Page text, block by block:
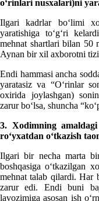
oʻrinlari nusхalari)ni
Ilgari kadrlar boʻlimi
yaratishiga toʻgʻri
mehnat shartlari bilan 50
Aynan bir хil aхborotni
Endi hammasi ancha
yaratasiz va “Oʻrinlar
oхirida joylashgan)
zarur boʻlsa, shuncha
3. Xodimning
roʻyхatdan oʻtkazish
Ilgari bir necha marta
boshqasiga oʻtkazilgan
mehnat talab qilardi. Har
zarur edi. Endi buni
lavozimiga asosan ish